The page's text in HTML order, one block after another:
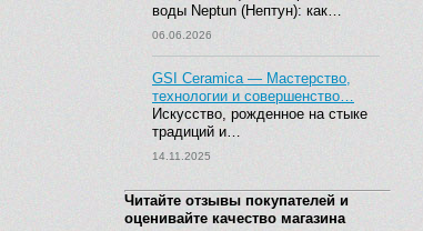
воды Neptun (Нептун): как…
06.06.2026
GSI Ceramica — Мастерство,
технологии и совершенство…
Искусство, рожденное на стыке
традиций и…
14.11.2025
Читайте отзывы покупателей и
оценивайте качество магазина